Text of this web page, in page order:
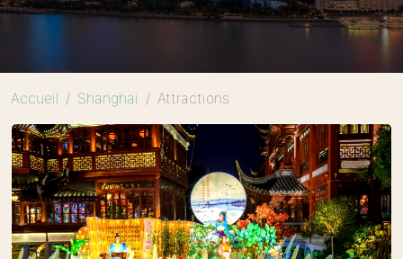
Accueil Shanghai Attractions